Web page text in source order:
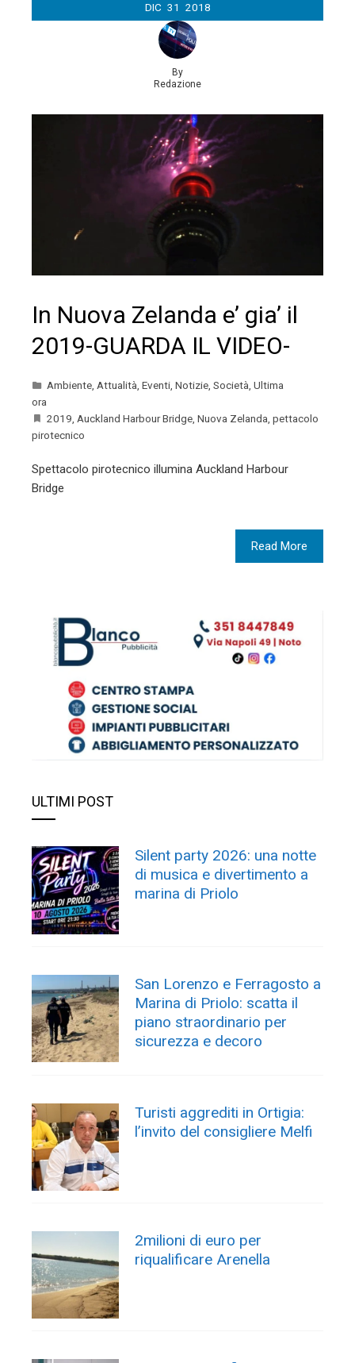
DIC 31 2018
By
Redazione
In Nuova Zelanda e’ gia’ il
2019-GUARDA IL VIDEO-
Ambiente Attualità Eventi Notizie Società Ultima
ora
2019 Auckland Harbour Bridge Nuova Zelanda pettacolo
pirotecnico
Spettacolo pirotecnico illumina Auckland Harbour
Bridge
Read More
ULTIMI POST
Silent party 2026: una notte
di musica e divertimento a
marina di Priolo
San Lorenzo e Ferragosto a
Marina di Priolo: scatta il
piano straordinario per
sicurezza e decoro
Turisti aggrediti in Ortigia:
l’invito del consigliere Melfi
2milioni di euro per
riqualificare Arenella